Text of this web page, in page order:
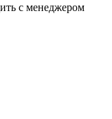
с менеджером